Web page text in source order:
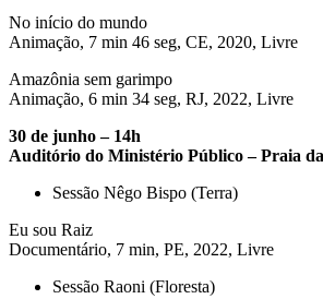
No início do mundo
Animação, 7 min 46 seg, CE, 2020, Livre
Amazônia sem garimpo
Animação, 6 min 34 seg, RJ, 2022, Livre
30 de junho – 14h
Auditório do Ministério Público – Praia
Sessão Nêgo Bispo (Terra)
Eu sou Raiz
Documentário, 7 min, PE, 2022, Livre
Sessão Raoni (Floresta)